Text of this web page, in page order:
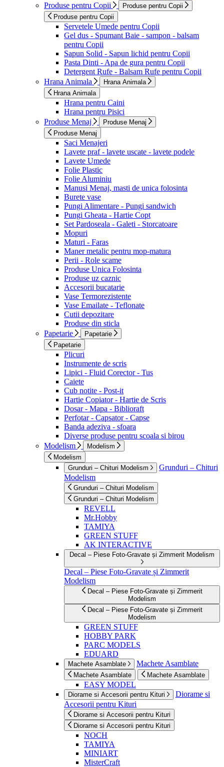
Produse pentru Copii
Produse pentru Copii
Produse pentru Copii
Servetele Umede pentru Copii
Gel dus - Spumant Baie - sampon - balsam
pentru Copii
Sapun Solid - Sapun lichid pentru Copii
Pasta Dinti - Apa de gura pentru Copii
Detergent Rufe - Balsam Rufe pentru Copii
Hrana Animala
Hrana Animala
Hrana Animala
Hrana pentru Caini
Hrana pentru Pisici
Produse Menaj
Produse Menaj
Produse Menaj
Saci Menajeri
Lavete praf - lavete uscate - lavete podele
Lavete Umede
Folie Plastic
Folie Aluminiu
Manusi Menaj, masti de unica folosinta
Burete vase
Pungi Alimentare - Pungi sandwich
Pungi Gheata - Hartie Copt
Set Pardoseala - Galeti - Storcatoare
Mopuri
Maturi - Faras
Maner metalic pentru mop-matura
Perii - Role scame
Produse Unica Folosinta
Produse uz caznic
Accesorii bucatarie
Vase Termorezistente
Vase Emailate - Teflonate
Cutii depozitare
Produse din sticla
Papetarie
Papetarie
Papetarie
Plicuri
Instrumente de scris
Lipici - Fluid Corector - Tus
Caiete
Cub notite - Post-it
Hartie Copiator - Hartie de Scris
Dosar - Mapa - Biblioraft
Perfotar - Capsator - Capse
Banda adeziva - sfoara
Diverse produse pentru scoala si birou
Modelism
Modelism
Modelism
Grunduri – Chituri Modelism
Grunduri – Chituri
Modelism
Grunduri – Chituri Modelism
Grunduri – Chituri Modelism
REVELL
Mr.Hobby
TAMIYA
GREEN STUFF
AK INTERACTIVE
Decal – Piese Foto-Gravate și Zimmerit Modelism
Decal – Piese Foto-Gravate și Zimmerit
Modelism
Decal – Piese Foto-Gravate și Zimmerit
Modelism
Decal – Piese Foto-Gravate și Zimmerit
Modelism
GREEN STUFF
HOBBY PARK
PARC MODELS
EDUARD
Machete Asamblate Machete Asamblate
Machete Asamblate Machete Asamblate
EASY MODEL
Diorame si Accesorii pentru Kituri
Diorame si
Accesorii pentru Kituri
Diorame si Accesorii pentru Kituri
Diorame si Accesorii pentru Kituri
NOCH
TAMIYA
MINIART
MisterCraft